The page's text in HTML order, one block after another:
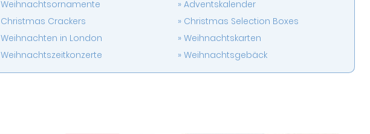
Weihnachtsornamente
Christmas Crackers
Weihnachten in London
Weihnachtszeitkonzerte
Adventskalender
Christmas Selection Boxes
Weihnachtskarten
Weihnachtsgebäck